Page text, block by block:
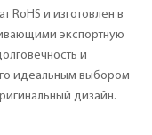
RoHS и изготовлен в
экспортную
и
идеальным выбором
дизайн.